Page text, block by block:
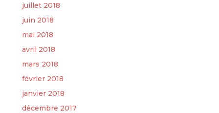
juillet 2018
juin 2018
mai 2018
avril 2018
mars 2018
février 2018
janvier 2018
décembre 2017